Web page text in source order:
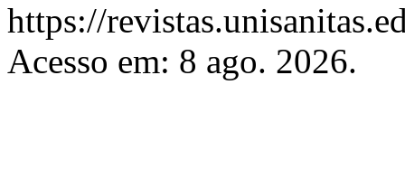
https://
Acesso em: 8 ago. 2026.